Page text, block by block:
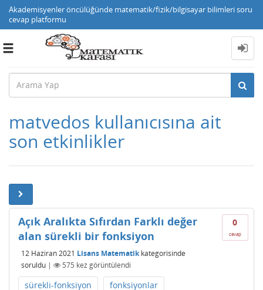
Akademisyenler öncülüğünde matematik/fizik/bilgisayar bilimleri soru
cevap platformu
Toggle
matvedos kullanıcısına ait
son etkinlikler
0
cevap
Açık Aralıkta Sıfırdan Farklı değer
alan sürekli bir fonksiyon
12 Haziran 2021 Lisans Matematikkategorisinde
soruldu | 575 kez görüntülendi
sürekli-fonksiyon fonksiyonlar